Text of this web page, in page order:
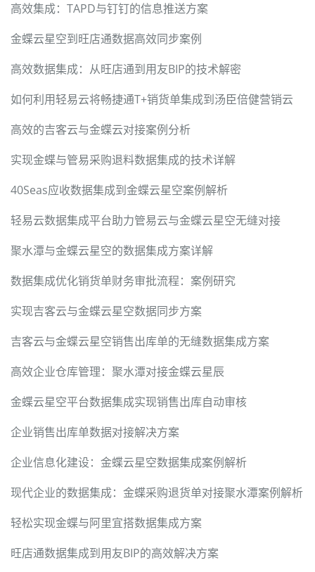
高效集成：TAPD与钉钉的信息推送方案
金蝶云星空到旺店通数据高效同步案例
高效数据集成：从旺店通到用友BIP的技术解密
如何利用轻易云将畅捷通T+销货单集成到汤臣倍健营销云
高效的吉客云与金蝶云对接案例分析
实现金蝶与管易采购退料数据集成的技术详解
40Seas应收数据集成到金蝶云星空案例解析
轻易云数据集成平台助力管易云与金蝶云星空无缝对接
聚水潭与金蝶云星空的数据集成方案详解
数据集成优化销货单财务审批流程：案例研究
实现吉客云与金蝶云星空数据同步方案
吉客云与金蝶云星空销售出库单的无缝数据集成方案
高效企业仓库管理：聚水潭对接金蝶云星辰
金蝶云星空平台数据集成实现销售出库自动审核
企业销售出库单数据对接解决方案
企业信息化建设：金蝶云星空数据集成案例解析
现代企业的数据集成：金蝶采购退货单对接聚水潭案例解析
轻松实现金蝶与阿里宜搭数据集成方案
旺店通数据集成到用友BIP的高效解决方案